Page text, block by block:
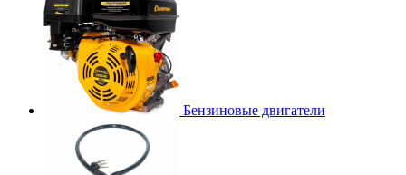
Бензиновые двигатели